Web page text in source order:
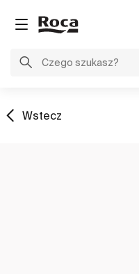
Wstecz